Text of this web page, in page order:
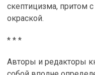
скептицизма, притом
окраской.
* * *
Авторы и редакторы